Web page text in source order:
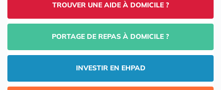
TROUVER UNE AIDE À DOMICILE ?
PORTAGE DE REPAS À DOMICILE ?
INVESTIR EN EHPAD